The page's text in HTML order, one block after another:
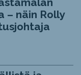
– näin Rolly